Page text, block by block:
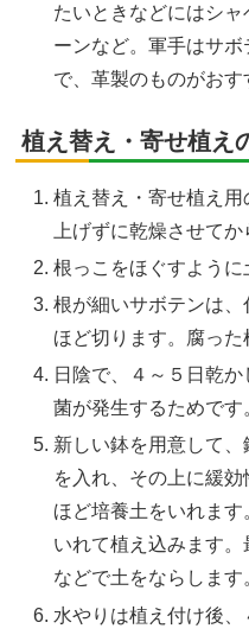
たいときなどにはシ
ーンなど。軍手はサ
で、革製のものがおす
植え替え・寄せ植え
植え替え・寄せ植え
上げずに乾燥させて
根っこをほぐすように
根が細いサボテンは、
ほど切ります。腐った
日陰で、４～５日乾
菌が発生するためです
新しい鉢を用意して
を入れ、その上に緩効
ほど培養土をいれま
いれて植え込みます
などで土をならします
水やりは植え付け後、